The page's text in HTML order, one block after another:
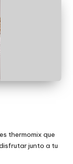
thermomix que
junto a tu